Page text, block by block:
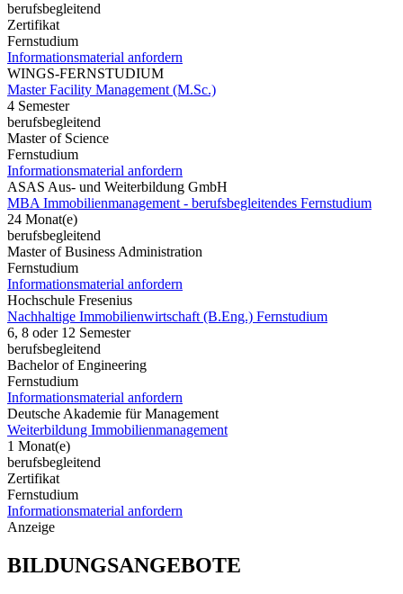
berufsbegleitend
Zertifikat
Fernstudium
Informationsmaterial anfordern
WINGS-FERNSTUDIUM
Master Facility Management (M.Sc.)
4 Semester
berufsbegleitend
Master of Science
Fernstudium
Informationsmaterial anfordern
ASAS Aus- und Weiterbildung GmbH
MBA Immobilienmanagement - berufsbegleitendes Fernstudium
24 Monat(e)
berufsbegleitend
Master of Business Administration
Fernstudium
Informationsmaterial anfordern
Hochschule Fresenius
Nachhaltige Immobilienwirtschaft (B.Eng.) Fernstudium
6, 8 oder 12 Semester
berufsbegleitend
Bachelor of Engineering
Fernstudium
Informationsmaterial anfordern
Deutsche Akademie für Management
Weiterbildung Immobilienmanagement
1 Monat(e)
berufsbegleitend
Zertifikat
Fernstudium
Informationsmaterial anfordern
Anzeige
BILDUNGSANGEBOTE